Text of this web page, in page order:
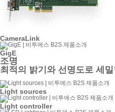
CameraLink
GigE
조명
최적의 밝기와 선명도로 세
Light sources
Light controller